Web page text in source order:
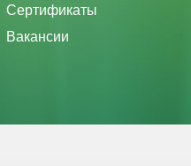
Сертификаты
Вакансии